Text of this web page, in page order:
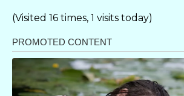
(Visited 16 times, 1 visits today)